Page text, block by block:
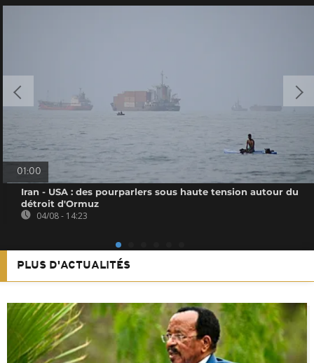
01:00
Iran - USA : des pourparlers sous haute tension autour du
détroit d'Ormuz
04/08 - 14:23
PLUS D'ACTUALITÉS